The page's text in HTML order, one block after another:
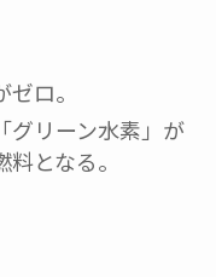
ロ。
グリーン水素」が
となる。